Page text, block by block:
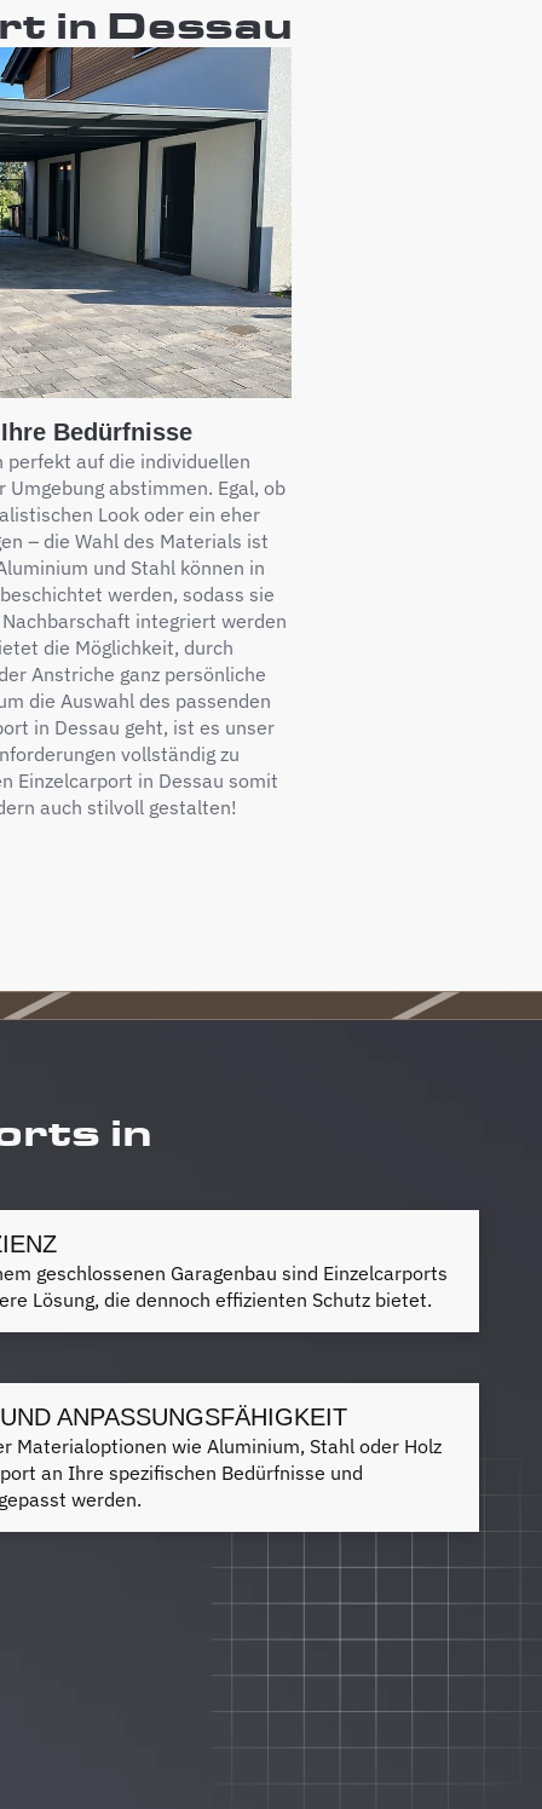
in Dessau
Bedürfnisse
perfekt auf die individuellen
abstimmen. Egal, ob
Look oder ein eher
– die Wahl des Materials ist
und Stahl können in
werden, sodass sie
integriert werden
die Möglichkeit, durch
Anstriche ganz persönliche
die Auswahl des passenden
in Dessau geht, ist es unser
vollständig zu
Einzelcarport in Dessau somit
auch stilvoll gestalten!
in
geschlossenen Garagenbau sind Einzelcarports
Lösung, die dennoch effizienten Schutz bietet.
ANPASSUNGSFÄHIGKEIT
Materialoptionen wie Aluminium, Stahl oder Holz
an Ihre spezifischen Bedürfnisse und
werden.